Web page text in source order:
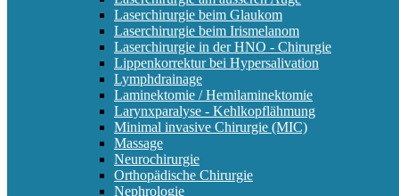
Laserchirurgie beim Glaukom
Laserchirurgie beim Irismelanom
Laserchirurgie in der HNO - Chirurgie
Lippenkorrektur bei Hypersalivation
Lymphdrainage
Laminektomie / Hemilaminektomie
Larynxparalyse - Kehlkopflähmung
Minimal invasive Chirurgie (MIC)
Massage
Neurochirurgie
Orthopädische Chirurgie
Nephrologie